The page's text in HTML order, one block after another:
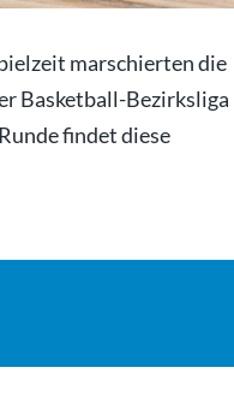
marschierten die
Basketball-Bezirksliga
findet diese